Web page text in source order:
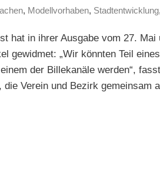
, Modellvorhaben, Stadtentwicklung
hat in ihrer Ausgabe vom 27. Mai
gewidmet: „Wir könnten Teil eines
der Billekanäle werden“,
die Verein und Bezirk gemeinsam